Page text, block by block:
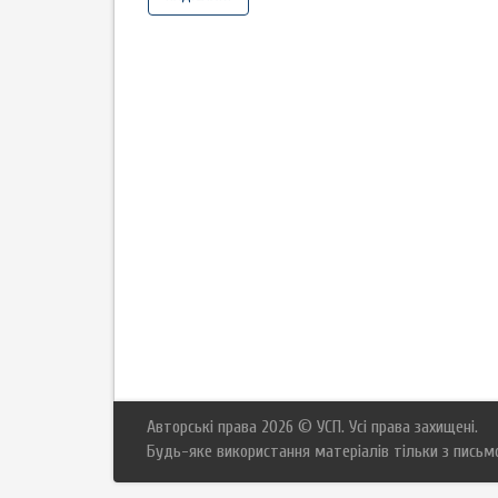
Авторські права 2026 © УСП. Усі права захищені.
Будь-яке використання матеріалів тільки з